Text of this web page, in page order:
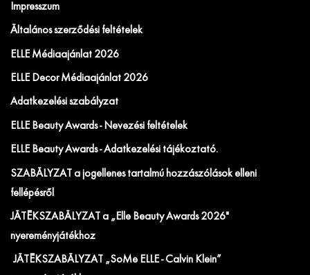
Impresszum
Általános szerződési feltételek
ELLE Médiaajánlat 2026
ELLE Decor Médiaajánlat 2026
Adatkezelési szabályzat
ELLE Beauty Awards - Nevezési feltételek
ELLE Beauty Awards - Adatkezelési tájékoztató.
SZABÁLYZAT a jogellenes tartalmú hozzászólások elleni
fellépésről
JÁTÉKSZABÁLYZAT a „Elle Beauty Awards 2026"
nyereményjátékhoz
JÁTÉKSZABÁLYZAT „SoMe ELLE - Calvin Klein”